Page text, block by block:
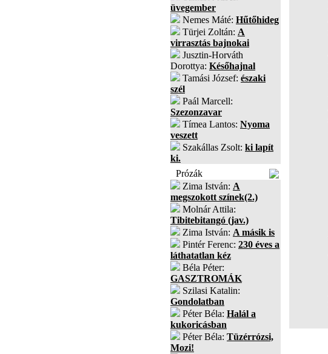
üvegember
Nemes Máté: Hűtőhideg
Türjei Zoltán: A
virrasztás bajnokai
Jusztin-Horváth
Dorottya: Későhajnal
Tamási József: északi
szél
Paál Marcell:
Szezonzavar
Tímea Lantos: Nyoma
veszett
Szakállas Zsolt: ki lapít
ki.
Prózák
Zima István: A
megszokott színek(2.)
Molnár Attila:
Tibitebitangó (jav.)
Zima István: A másik is
Pintér Ferenc: 230 éves a
láthatatlan kéz
Béla Péter:
GASZTROMÁK
Szilasi Katalin:
Gondolatban
Péter Béla: Halál a
kukoricásban
Péter Béla: Tüzérrózsi,
Mozi!